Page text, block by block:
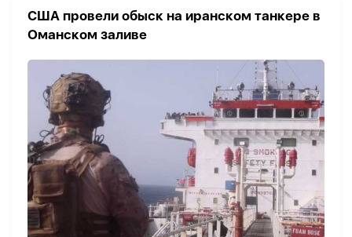
США провели обыск на иранском танкере в
Оманском заливе